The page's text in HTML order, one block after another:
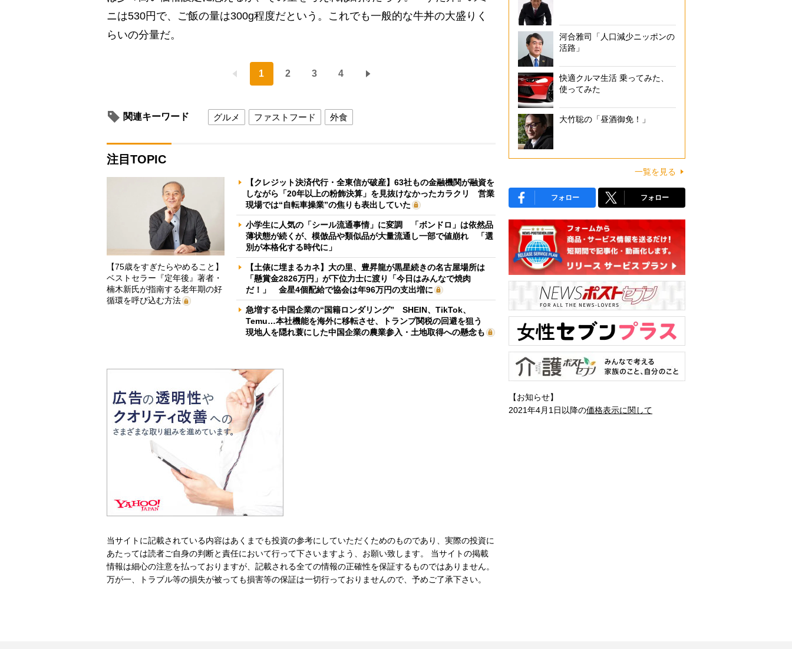
ニは530円で、ご飯の量は300g程度だという。これでも一般的な牛丼の大盛りく
らいの分量だ。
1 2 3 4
関連キーワード グルメ ファストフード 外食
注目TOPIC
【75歳をすぎたらやめること】
ベストセラー『定年後』著者・
楠木新氏が指南する老年期の好
循環を呼び込む方法
【クレジット決済代行・全東信が破産】63社もの金融機関が融資を
しながら「20年以上の粉飾決算」を見抜けなかったカラクリ 営業
現場では“自転車操業”の焦りも表出していた
小学生に人気の「シール流通事情」に変調 「ボンドロ」は依然品
薄状態が続くが、模倣品や類似品が大量流通し一部で値崩れ 「選
別が本格化する時代に」
【土俵に埋まるカネ】大の里、豊昇龍が黒星続きの名古屋場所は
「懸賞金2826万円」が下位力士に渡り「今日はみんなで焼肉
だ！」 金星4個配給で協会は年96万円の支出増に
急増する中国企業の“国籍ロンダリング” SHEIN、TikTok、
Temu…本社機能を海外に移転させ、トランプ関税の回避を狙う
現地人を隠れ蓑にした中国企業の農業参入・土地取得への懸念も
当サイトに記載されている内容はあくまでも投資の参考にしていただくためのものであり、実際の投資に
あたっては読者ご自身の判断と責任において行って下さいますよう、お願い致します。 当サイトの掲載
情報は細心の注意を払っておりますが、記載される全ての情報の正確性を保証するものではありません。
万が一、トラブル等の損失が被っても損害等の保証は一切行っておりませんので、予めご了承下さい。
河合雅司「人口減少ニッポンの
活路」
快適クルマ生活 乗ってみた、
使ってみた
大竹聡の「昼酒御免！」
一覧を見る
フォロー フォロー
【お知らせ】
2021年4月1日以降の価格表示に関して